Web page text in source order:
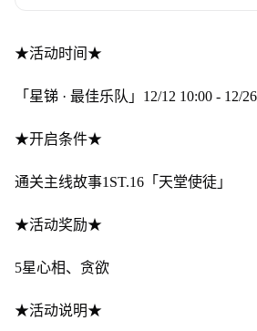
★活动时间★
「星锑 · 最佳乐队」12/12 10:00 - 12/
★开启条件★
通关主线故事1ST.16「天堂使徒」
★活动奖励★
5星心相、贪欲
★活动说明★